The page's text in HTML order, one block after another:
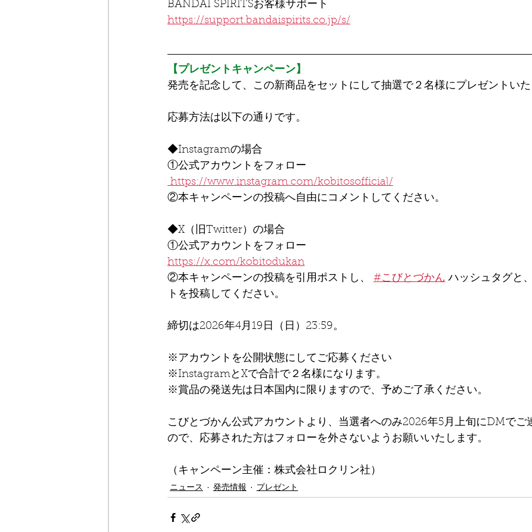
BANDAI SPIRITSお客様サポート
https://support.bandaispirits.co.jp/s/
【プレゼントキャンペーン】
発売を記念して、この新商品をセットにして抽選で２名様にプレゼントい
応募方法は以下の通りです。
◆Instagramの場合
①公式アカウントをフォロー
https://www.instagram.com/kobitosofficial/
②本キャンペーンの投稿へ自由にコメントしてください。
◆X（旧Twitter）の場合
①公式アカウントをフォロー
https://x.com/kobitodukan
②本キャンペーンの投稿を引用ポストし、 #こびとづかん ハッシュタグと
トを投稿してください。
締切は2026年4月19日（日）23:59。
※アカウントを公開状態にしてご応募ください
※InstagramとXで合計で２名様になります。
※賞品の発送先は日本国内に限りますので、予めご了承ください。
こびとづかん公式アカウントより、当選者へのみ2026年5月上旬にDMでご
ので、応募された方はフォローを外さないようお願いいたします。
（キャンペーン主催：株式会社ロクリン社）
ニュース 発売情報 プレゼント